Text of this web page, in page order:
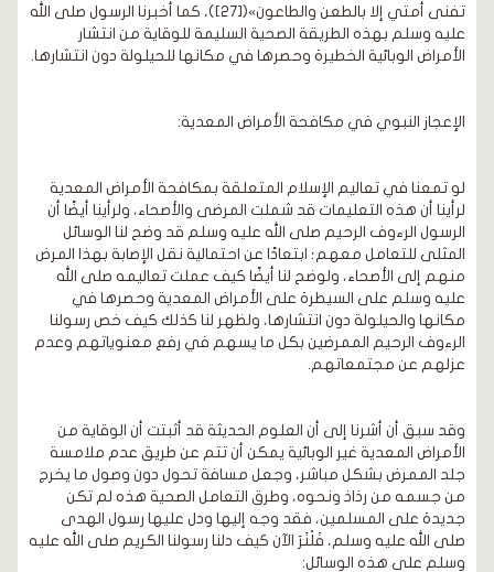
تفنى أمتي إلا بالطعن والطاعون»([27])، كما أخبرنا الرسول صلى الله
عليه وسلم بهذه الطريقة الصحية السليمة للوقاية من انتشار
الأمراض الوبائية الخطيرة وحصرها في مكانها للحيلولة دون انتشارها.
الإعجاز النبوي في مكافحة الأمراض المعدية:
لو تمعنا في تعاليم الإسلام المتعلقة بمكافحة الأمراض المعدية
لرأينا أن هذه التعليمات قد شملت المرضى والأصحاء، ولرأينا أيضًا أن
الرسول الرءوف الرحيم صلى الله عليه وسلم قد وضح لنا الوسائل
المثلى للتعامل معهم؛ ابتعادًا عن احتمالية نقل الإصابة بهذا المرض
منهم إلى الأصحاء، ولوضح لنا أيضًا كيف عملت تعاليمه صلى الله
عليه وسلم على السيطرة على الأمراض المعدية وحصرها في
مكانها والحيلولة دون انتشارها، ولظهر لنا كذلك كيف خص رسولنا
الرءوف الرحيم الممرضين بكل ما يسهم في رفع معنوياتهم وعدم
عزلهم عن مجتمعاتهم.
وقد سبق أن أشرنا إلى أن العلوم الحديثة قد أثبتت أن الوقاية من
الأمراض المعدية غير الوبائية يمكن أن تتم عن طريق عدم ملامسة
جلد الممرض بشكل مباشر، وجعل مسافة تحول دون وصول ما يخرج
من جسمه من رذاذ ونحوه، وطرق التعامل الصحية هذه لم تكن
جديدة على المسلمين، فقد وجه إليها ودل عليها رسول الهدى
صلى الله عليه وسلم، فَلْنَرَ الآن كيف دلنا رسولنا الكريم صلى الله عليه
وسلم على هذه الوسائل: